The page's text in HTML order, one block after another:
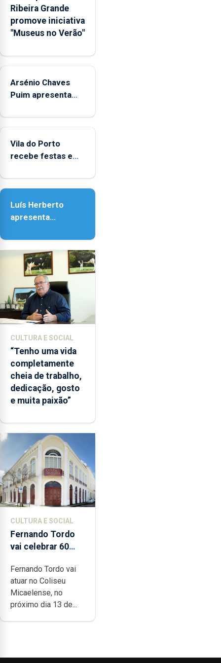
Rede
Municipal
de
aos
durante
o
de
entre
as
e
as
18h00.
Ribeira Grande
promove iniciativa
"Museus no Verão"
Arsénio Chaves
Puim apresenta
de Vila do Porto
Vila do Porto
recebe festas em
Senhora da
Luís Herberto
apresenta
Paisagem’
CULTURA E SOCIAL
“Tenho uma vida
completamente
cheia de trabalho,
dedicação, gosto
e muita paixão”
CULTURA E SOCIAL
Fernando Tordo
vai celebrar 60
no Coliseu
Micaelense
Fernando Tordo vai
atuar no Coliseu
Micaelense, no
próximo dia 13 de...